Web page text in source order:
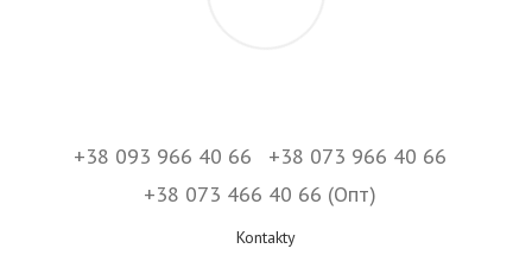
+38 093 966 40 66
+38 073 966 40 66
+38 073 466 40 66 (Опт)
Kontakty